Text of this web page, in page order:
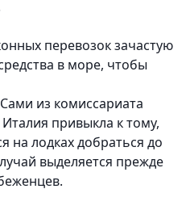
перевозок зачастую
в море, чтобы
из комиссариата
привыкла к тому,
на лодках добраться до
выделяется прежде